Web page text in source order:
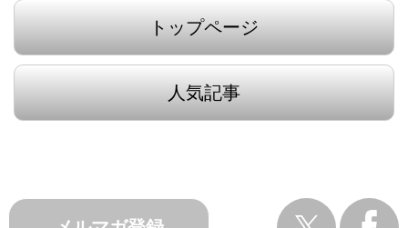
トップページ
人気記事